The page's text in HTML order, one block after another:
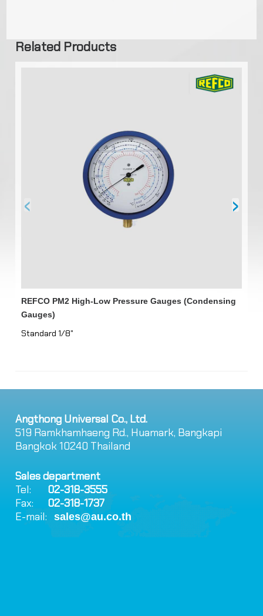
Related Products
REFCO PM2 High-Low Pressure Gauges (Condensing
Gauges)
Standard 1/8"
‹ ›
Angthong Universal Co., Ltd.
519 Ramkhamhaeng Rd., Huamark, Bangkapi
Bangkok 10240 Thailand
Sales department
Tel:
02-318-3555
Fax:
02-318-1737
E-mail:sales@au.co.th